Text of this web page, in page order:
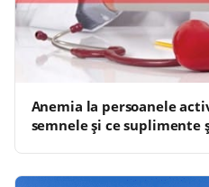
Anemia la persoanele
semnele și ce